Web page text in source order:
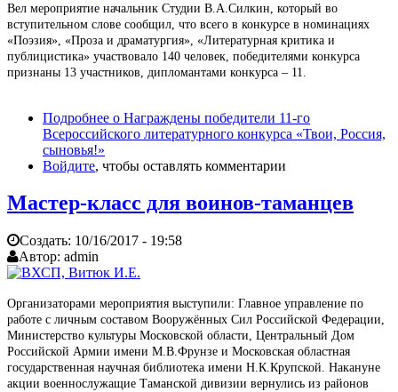
Вел мероприятие начальник Студии В.А.Силкин, который во
вступительном слове сообщил, что всего в конкурсе в номинациях
«Поэзия», «Проза и драматургия», «Литературная критика и
публицистика» участвовало 140 человек, победителями конкурса
признаны 13 участников, дипломантами конкурса – 11.
Подробнее о Награждены победители 11-го
Всероссийского литературного конкурса «Твои, Россия,
сыновья!»
Войдите, чтобы оставлять комментарии
Мастер-класс для воинов-таманцев
Создать: 10/16/2017 - 19:58
Автор: admin
Организаторами мероприятия выступили: Главное управление по
работе с личным составом Вооружённых Сил Российской Федерации,
Министерство культуры Московской области, Центральный Дом
Российской Армии имени М.В.Фрунзе и Московская областная
государственная научная библиотека имени Н.К.Крупской. Накануне
акции военнослужащие Таманской дивизии вернулись из районов